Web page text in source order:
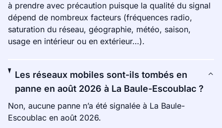
à prendre avec précaution puisque la qualité du signal
dépend de nombreux facteurs (fréquences radio,
saturation du réseau, géographie, météo, saison,
usage en intérieur ou en extérieur…).
Les réseaux mobiles sont-ils tombés en
panne en août 2026 à La Baule-Escoublac ?
Non, aucune panne n’a été signalée à La Baule-
Escoublac en août 2026.